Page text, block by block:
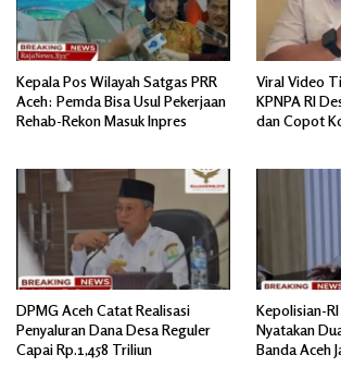
Kepala Pos Wilayah Satgas PRR
Aceh: Pemda Bisa Usul Pekerjaan
Rehab-Rekon Masuk Inpres
Viral Video
KPNPA RI
dan Copot
DPMG Aceh Catat Realisasi
Penyaluran Dana Desa Reguler
Capai Rp.1,458 Triliun
Kepolisian-
Nyatakan
Banda Aceh